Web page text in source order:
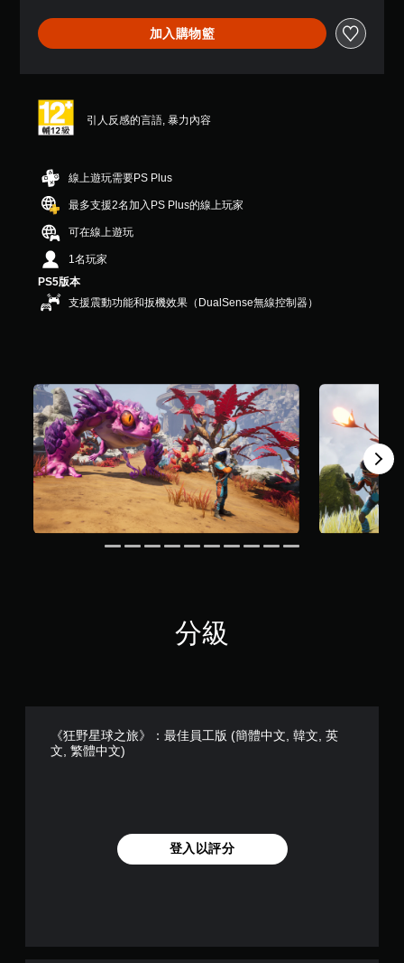
3
5
顆
滿
5
星
）
，
3
9
K
則
評
加入購物籃
引人反感的言語, 暴力內容
線上遊玩需要PS Plus
最多支援2名加入PS Plus的線上玩家
可在線上遊玩
1名玩家
PS5版本
支援震動功能和扳機效果（DualSense無線控制器）
分級
《狂野星球之旅》：最佳員工版 (簡體中文, 韓文, 英
文, 繁體中文)
登入以評分